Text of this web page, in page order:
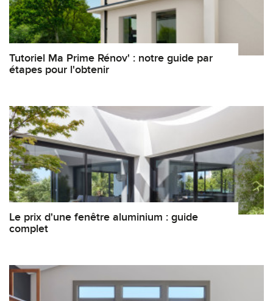
Tutoriel Ma Prime Rénov' : notre guide par
étapes pour l'obtenir
Le prix d'une fenêtre aluminium : guide
complet